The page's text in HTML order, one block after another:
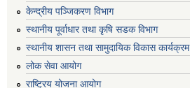
केन्द्रीय पञ्जिकरण विभाग
स्थानीय पूर्वाधार तथा कृषि सडक विभाग
स्थानीय शासन तथा सामुदायिक विकास कार्यक्रम
लोक सेवा आयोग
राष्ट्रिय योजना आयोग